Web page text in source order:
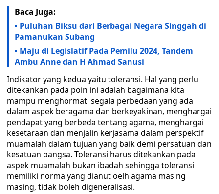
Baca Juga:
Puluhan Biksu dari Berbagai Negara Singgah di
Pamanukan Subang
Maju di Legislatif Pada Pemilu 2024, Tandem
Ambu Anne dan H Ahmad Sanusi
Indikator yang kedua yaitu toleransi. Hal yang perlu
ditekankan pada poin ini adalah bagaimana kita
mampu menghormati segala perbedaan yang ada
dalam aspek beragama dan berkeyakinan, menghargai
pendapat yang berbeda tentang agama, menghargai
kesetaraan dan menjalin kerjasama dalam perspektif
muamalah dalam tujuan yang baik demi persatuan dan
kesatuan bangsa. Toleransi harus ditekankan pada
aspek muamalah bukan ibadah sehingga toleransi
memiliki norma yang dianut oelh agama masing
masing, tidak boleh digeneralisasi.